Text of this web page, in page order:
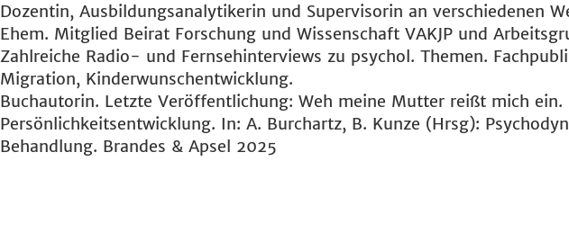
Dozentin, Ausbildungsanalytikerin und Supervisorin an verschiedenen
Ehem. Mitglied Beirat Forschung und Wissenschaft VAKJP und
Zahlreiche Radio- und Fernsehinterviews zu psychol. Themen.
Migration, Kinderwunschentwicklung.
Buchautorin. Letzte Veröffentlichung: Weh meine Mutter reißt mich
Persönlichkeitsentwicklung. In: A. Burchartz, B. Kunze (Hrsg):
Behandlung. Brandes & Apsel 2025